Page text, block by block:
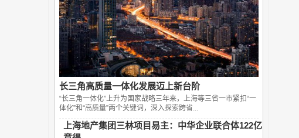
长三角高质量一体化发展迈上新台阶
“长三角一体化”上升为国家战略三年来，上海等三省一市紧扣“一
体化”和“高质量”两个关键词，深入探索跨省...
上海地产集团三林项目易主：中华企业联合体122亿